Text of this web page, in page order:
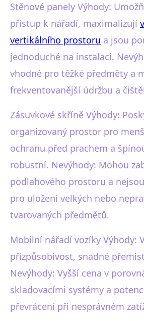
Stěnové panely Výhody:
přístup k nářadí, maximalizují
vertikálního prostoru a jsou
jednoduché na instalaci.
vhodné pro těžké předměty a
frekventovanější údržbu a
Zásuvkové skříně Výhody:
organizovaný prostor pro
ochranu před prachem a
robustní. Nevýhody: Mohou
podlahového prostoru a
pro uložení velkých nebo
tvarovaných předmětů.
Mobilní nářadí vozíky Výhody:
přizpůsobivost, snadné
Nevýhody: Vyšší cena v
skladovacími systémy a
převrácení při nesprávném